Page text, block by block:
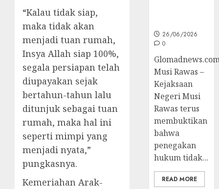
“Kalau tidak siap,
maka tidak akan
menjadi tuan rumah,
Insya Allah siap 100%,
segala persiapan telah
diupayakan sejak
bertahun-tahun lalu
ditunjuk sebagai tuan
rumah, maka hal ini
seperti mimpi yang
menjadi nyata,”
pungkasnya.
Kemeriahan Arak-
26/06/2026
0
Musi Rawas –
Kejaksaan
Negeri Musi
Rawas terus
membuktikan
bahwa
penegakan
hukum tidak...
READ MORE